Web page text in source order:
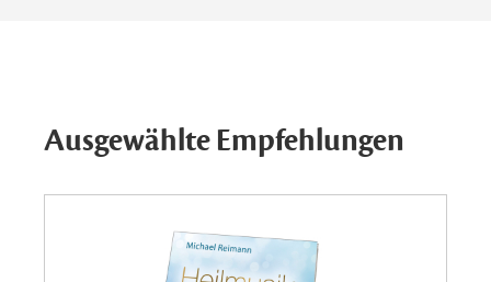
Ausgewählte Empfehlungen